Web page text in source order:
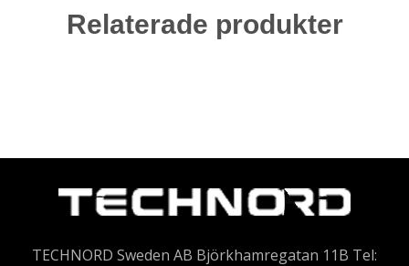
Relaterade produkter
TECHNORD Sweden AB Björkhamregatan 11B Tel: